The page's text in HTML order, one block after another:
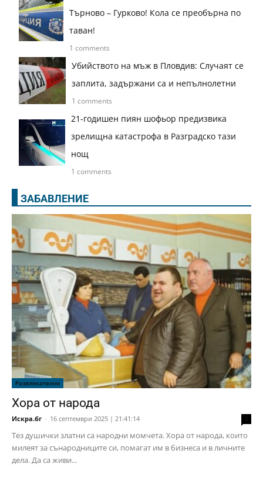
Търново – Гурково! Кола се преобърна по
таван!
1 comments
Убийството на мъж в Пловдив: Случаят се
заплита, задържани са и непълнолетни
1 comments
21-годишен пиян шофьор предизвика
зрелищна катастрофа в Разградско тази
нощ
1 comments
ЗАБАВЛЕНИЕ
Развлекателно
Хора от народа
Искра.бг - 16 септември 2025 | 21:41:14
Тез душички златни са народни момчета. Хора от народа, които
милеят за сънародниците си, помагат им в бизнеса и в личните
дела. Да са живи...